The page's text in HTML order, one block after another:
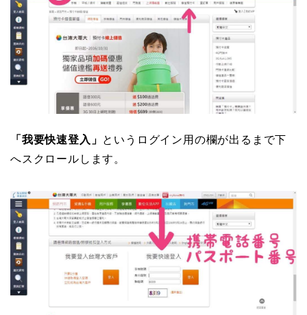
「我要快速登入」 というログイン用の欄が出るまで下
へスクロールします。